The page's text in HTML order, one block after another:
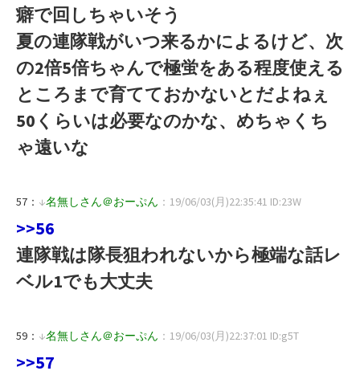
癖で回しちゃいそう
夏の連隊戦がいつ来るかによるけど、次
の2倍5倍ちゃんで極蛍をある程度使える
ところまで育てておかないとだよねぇ
50くらいは必要なのかな、めちゃくち
ゃ遠いな
57： ↓名無しさん＠おーぷん ：19/06/03(月)22:35:41 ID:23W
>>56
連隊戦は隊長狙われないから極端な話レ
ベル1でも大丈夫
59： ↓名無しさん＠おーぷん ：19/06/03(月)22:37:01 ID:g5T
>>57